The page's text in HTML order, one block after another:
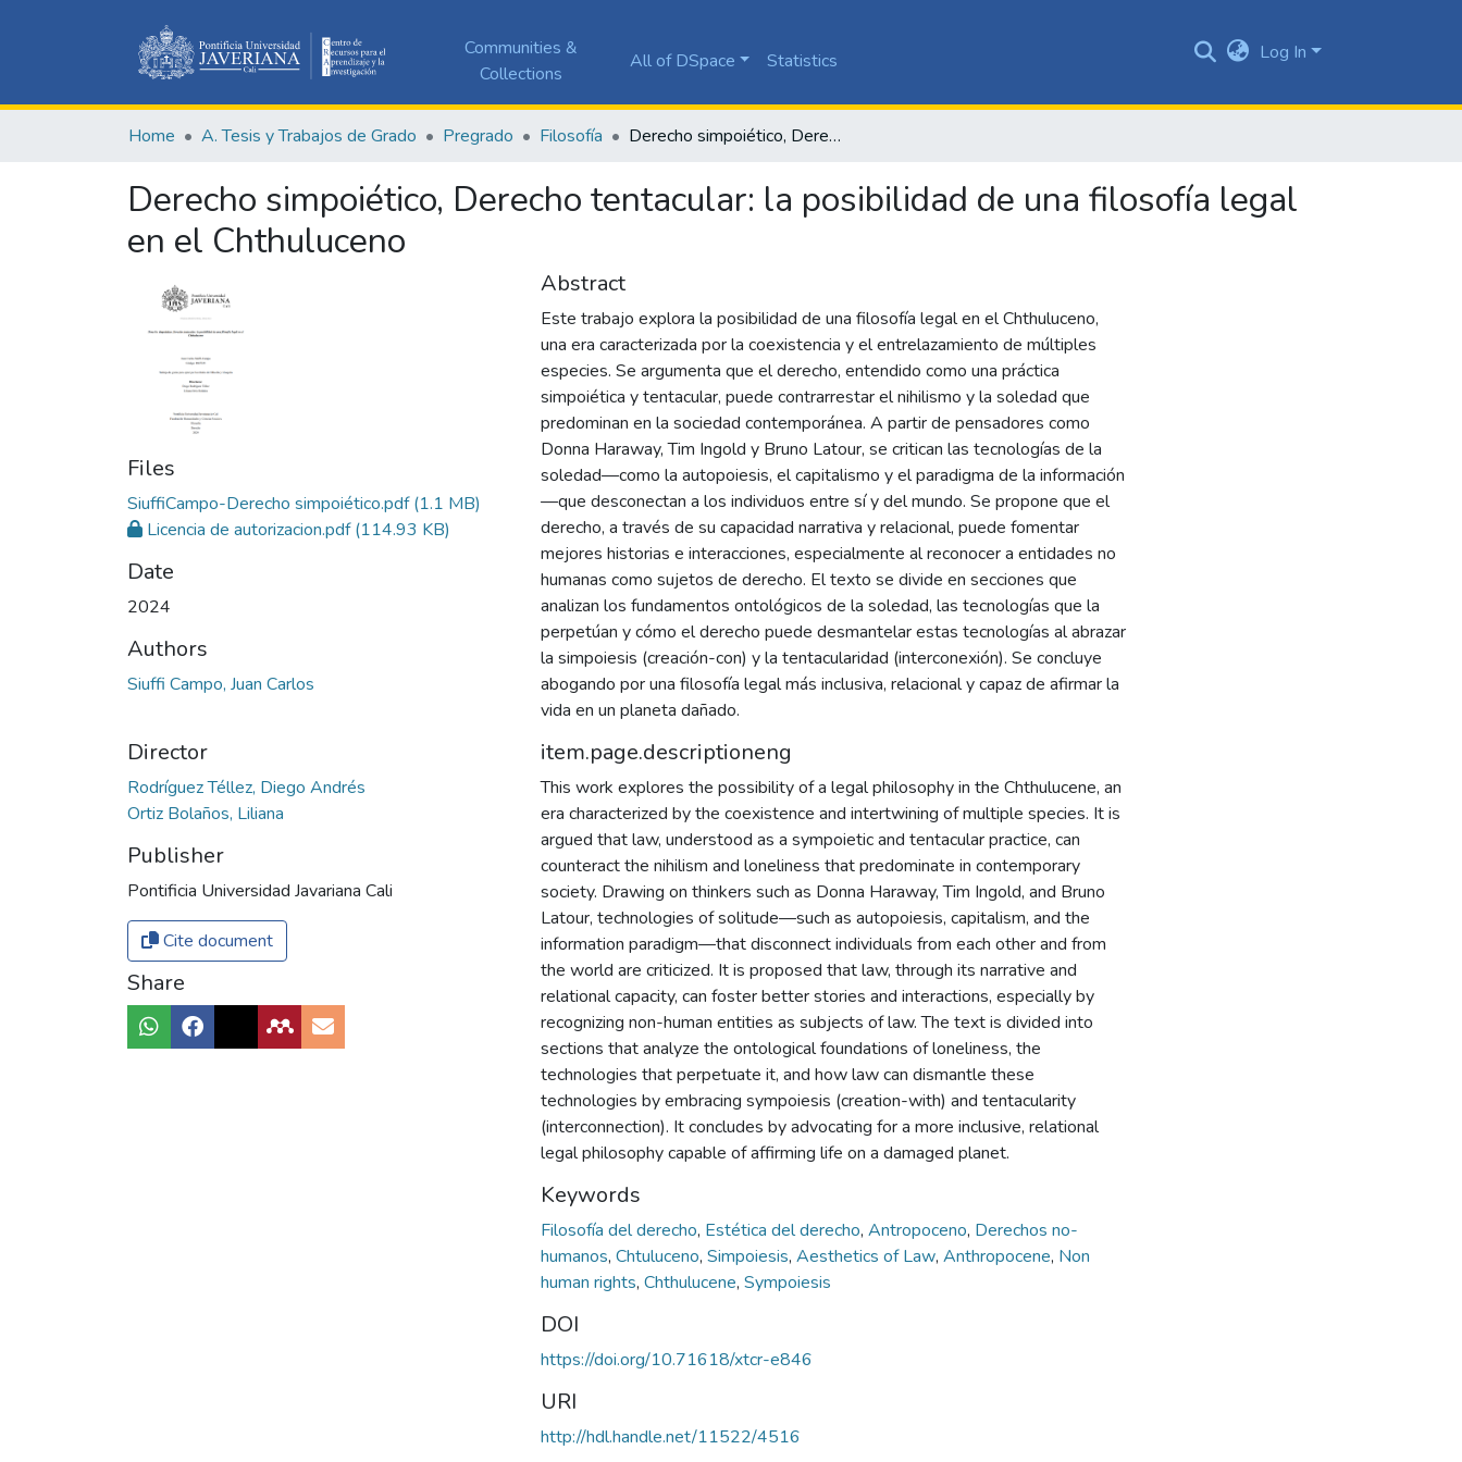
Communities &
Collections
All of DSpace Statistics Log In
Home A. Tesis y Trabajos de Grado Pregrado Filosofía Derecho simpoiético, Derecho tentacular: la posibilidad de una filosofía legal en el Chthuluceno
Derecho simpoiético, Derecho tentacular: la posibilidad de una filosofía legal
en el Chthuluceno
Files
SiuffiCampo-Derecho simpoiético.pdf(1.1 MB)
Licencia de autorizacion.pdf(114.93 KB)
Date
2024
Authors
Siuffi Campo, Juan Carlos
Director
Rodríguez Téllez, Diego Andrés
Ortiz Bolaños, Liliana
Publisher
Pontificia Universidad Javariana Cali
Cite document
Share
Abstract
Este trabajo explora la posibilidad de una filosofía legal en el Chthuluceno,
una era caracterizada por la coexistencia y el entrelazamiento de múltiples
especies. Se argumenta que el derecho, entendido como una práctica
simpoiética y tentacular, puede contrarrestar el nihilismo y la soledad que
predominan en la sociedad contemporánea. A partir de pensadores como
Donna Haraway, Tim Ingold y Bruno Latour, se critican las tecnologías de la
soledad—como la autopoiesis, el capitalismo y el paradigma de la información
—que desconectan a los individuos entre sí y del mundo. Se propone que el
derecho, a través de su capacidad narrativa y relacional, puede fomentar
mejores historias e interacciones, especialmente al reconocer a entidades no
humanas como sujetos de derecho. El texto se divide en secciones que
analizan los fundamentos ontológicos de la soledad, las tecnologías que la
perpetúan y cómo el derecho puede desmantelar estas tecnologías al abrazar
la simpoiesis (creación-con) y la tentacularidad (interconexión). Se concluye
abogando por una filosofía legal más inclusiva, relacional y capaz de afirmar la
vida en un planeta dañado.
item.page.descriptioneng
This work explores the possibility of a legal philosophy in the Chthulucene, an
era characterized by the coexistence and intertwining of multiple species. It is
argued that law, understood as a sympoietic and tentacular practice, can
counteract the nihilism and loneliness that predominate in contemporary
society. Drawing on thinkers such as Donna Haraway, Tim Ingold, and Bruno
Latour, technologies of solitude—such as autopoiesis, capitalism, and the
information paradigm—that disconnect individuals from each other and from
the world are criticized. It is proposed that law, through its narrative and
relational capacity, can foster better stories and interactions, especially by
recognizing non-human entities as subjects of law. The text is divided into
sections that analyze the ontological foundations of loneliness, the
technologies that perpetuate it, and how law can dismantle these
technologies by embracing sympoiesis (creation-with) and tentacularity
(interconnection). It concludes by advocating for a more inclusive, relational
legal philosophy capable of affirming life on a damaged planet.
Keywords
Filosofía del derecho, Estética del derecho, Antropoceno, Derechos no-
humanos, Chtuluceno, Simpoiesis, Aesthetics of Law, Anthropocene, Non
human rights, Chthulucene, Sympoiesis
DOI
https://doi.org/10.71618/xtcr-e846
URI
http://hdl.handle.net/11522/4516